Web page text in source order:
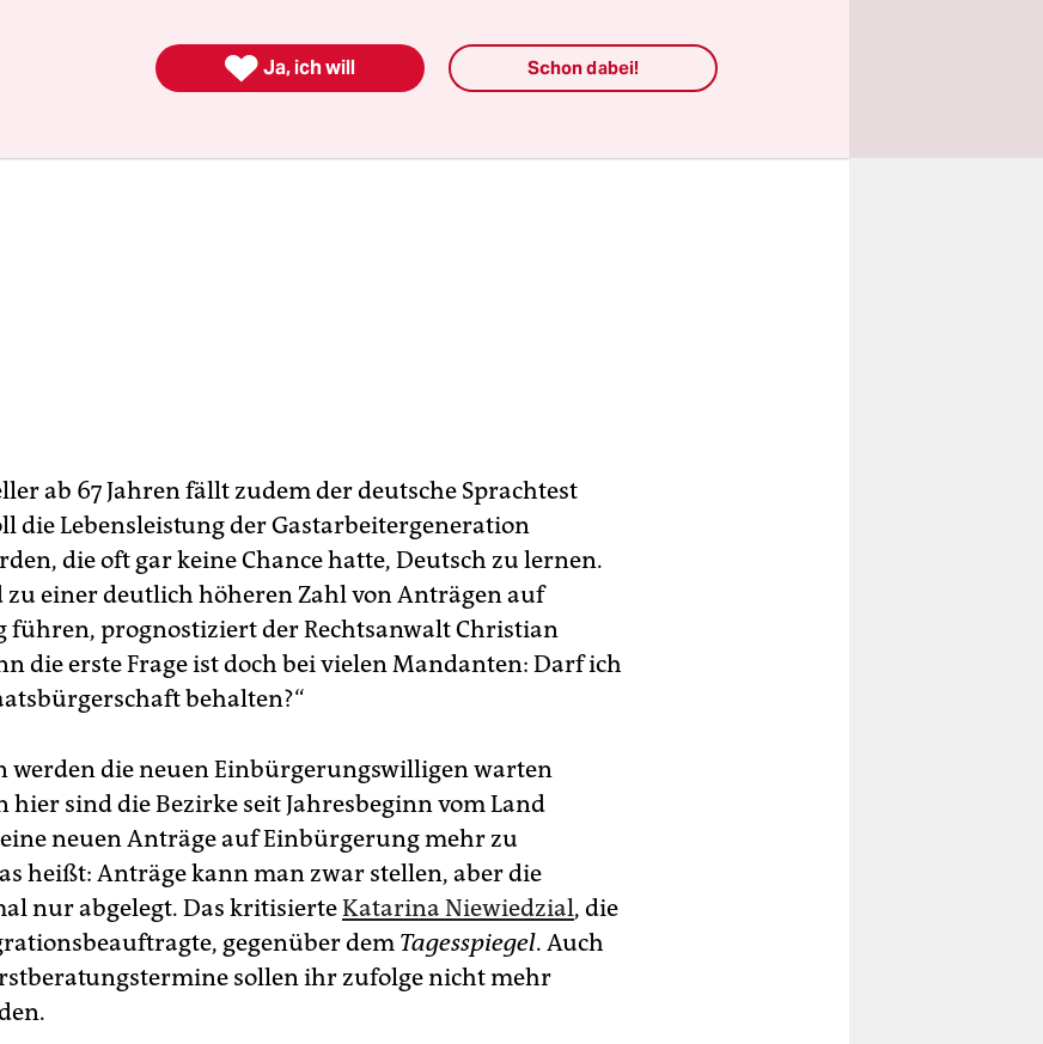
ab 67 Jahren fällt zudem der deutsche Sprachtest
die Lebensleistung der Gastarbeitergeneration
die oft gar keine Chance hatte, Deutsch zu lernen.
zu einer deutlich höheren Zahl von Anträgen auf
führen, prognostiziert der Rechtsanwalt Christian
die erste Frage ist doch bei vielen Mandanten: Darf ich
behalten?“
werden die neuen Einbürgerungswilligen warten
hier sind die Bezirke seit Jahresbeginn vom Land
neuen Anträge auf Einbürgerung mehr zu
heißt: Anträge kann man zwar stellen, aber die
nur abgelegt. Das kritisierteKatarina Niewiedzial, die
gegenüber dem Tagesspiegel. Auch
sollen ihr zufolge nicht mehr
 Ja, ich will Schon dabei!